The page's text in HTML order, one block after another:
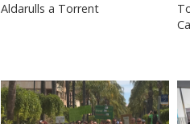
Aldarulls a Torrent